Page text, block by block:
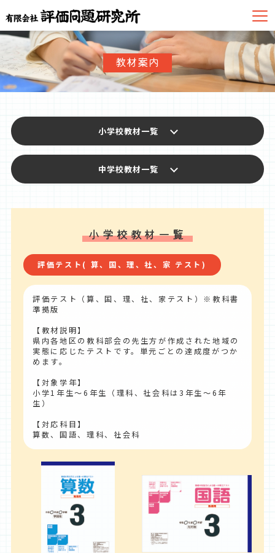
教材案内
小学校教材一覧
中学校教材一覧
小学校教材一覧
評価テスト( 算、国、理、社、家 テスト)
評価テスト（算、国、理、社、家テスト）※教科書
準拠版
【教材説明】
県内各地区の教科部会の先生方が作成された地域の
実態に応じたテストです。単元ごとの達成度がつか
めます。
【対象学年】
小学1年生～6年生（理科、社会科は3年生～6年
生）
【対応科目】
算数、国語、理科、社会科